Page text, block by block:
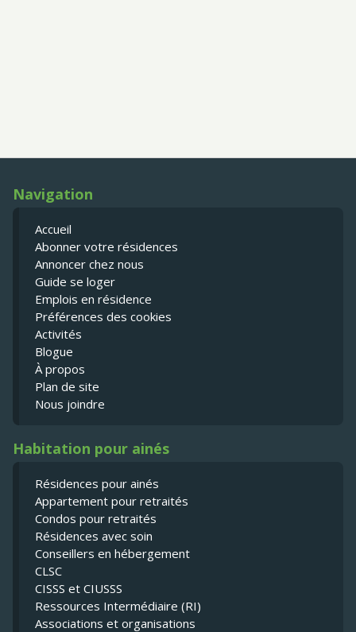
Navigation
Accueil
Abonner votre résidences
Annoncer chez nous
Guide se loger
Emplois en résidence
Préférences des cookies
Activités
Blogue
À propos
Plan de site
Nous joindre
Habitation pour ainés
Résidences pour ainés
Appartement pour retraités
Condos pour retraités
Résidences avec soin
Conseillers en hébergement
CLSC
CISSS et CIUSSS
Ressources Intermédiaire (RI)
Associations et organisations